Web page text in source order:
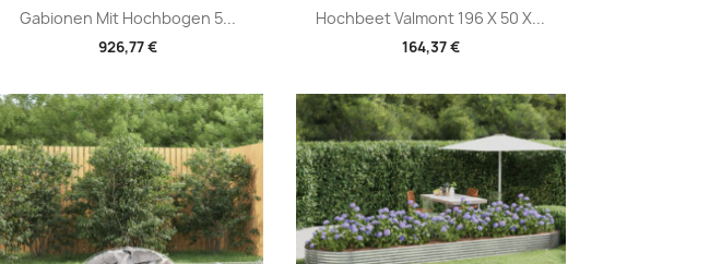
Gabionen Mit Hochbogen 5...
926,77 €
Hochbeet Valmont 196 X 50 X...
164,37 €